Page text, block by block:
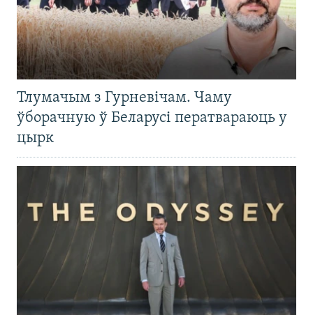
Тлумачым з Гурневічам. Чаму
ўборачную ў Беларусі ператвараюць у
цырк